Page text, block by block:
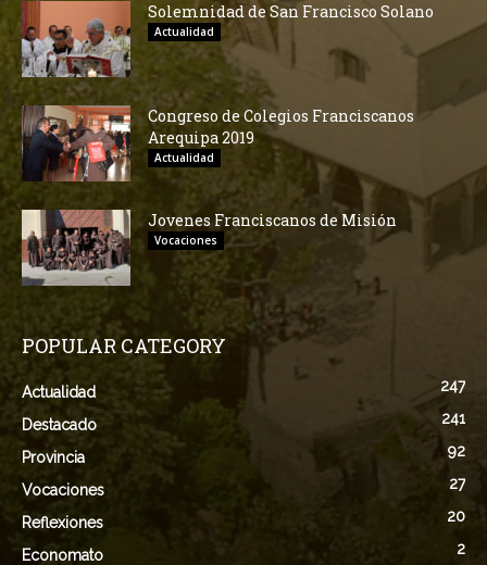
Solemnidad de San Francisco Solano
Actualidad
Congreso de Colegios Franciscanos
Arequipa 2019
Actualidad
Jovenes Franciscanos de Misión
Vocaciones
POPULAR CATEGORY
Actualidad 247
Destacado 241
Provincia 92
Vocaciones 27
Reflexiones 20
Economato 2